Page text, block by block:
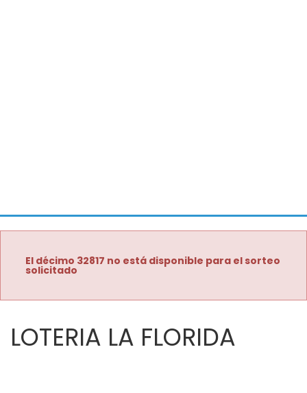
El décimo 32817 no está disponible para el sorteo
solicitado
LOTERIA LA FLORIDA